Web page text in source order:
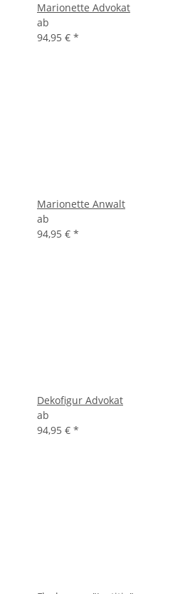
Marionette Advokat
ab
94,95 € *
Marionette Anwalt
ab
94,95 € *
Dekofigur Advokat
ab
94,95 € *